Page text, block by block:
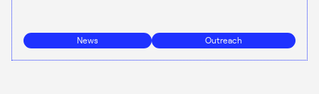
News Outreach